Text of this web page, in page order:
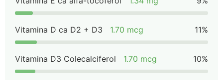
Vitamina D ca D2 + D3 1.70 mcg 11%
Vitamina D3 Colecalciferol 1.70 mcg 10%